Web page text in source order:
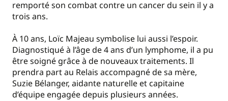
remporté son combat contre un cancer du sein il y a
trois ans.
À 10 ans, Loïc Majeau symbolise lui aussi l’espoir.
Diagnostiqué à l’âge de 4 ans d’un lymphome, il a pu
être soigné grâce à de nouveaux traitements. Il
prendra part au Relais accompagné de sa mère,
Suzie Bélanger, aidante naturelle et capitaine
d’équipe engagée depuis plusieurs années.